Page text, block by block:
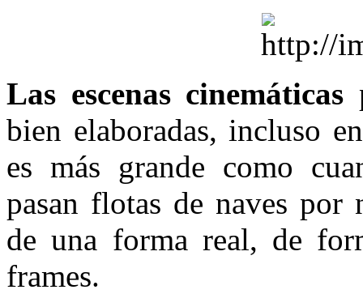
Las escenas cinemáticas
bien elaboradas, incluso
es más grande como
pasan flotas de naves por
de una forma real, de
frames.